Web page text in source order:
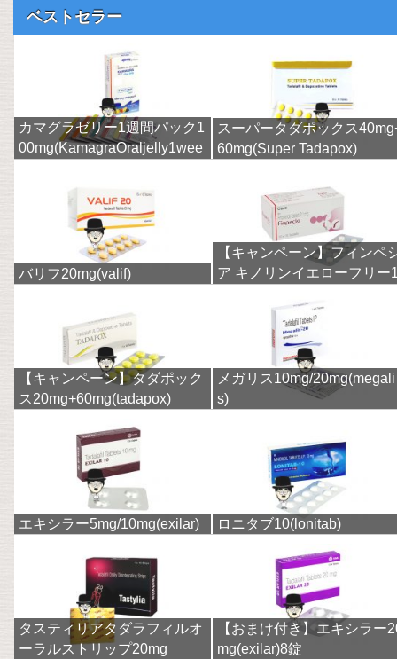
ベストセラー
カマグラゼリー1週間パック1
00mg(KamagraOraljelly1wee
スーパータダポックス
60mg(Super Tadapox)
バリフ20mg(valif)
【キャンペーン】フィンペ
ア キノリンイエローフリー
【キャンペーン】タダポック
ス20mg+60mg(tadapox)
メガリス10mg/20mg(megali
s)
エキシラー5mg/10mg(exilar) ロニタブ10(lonitab)
タスティリアタダラフィルオ
ーラルストリップ20mg
【おまけ付き】エキシラー
mg(exilar)8錠